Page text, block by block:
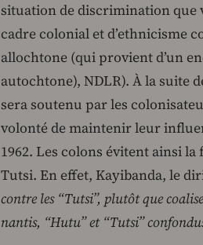
situation de discrimination que
cadre colonial et d’ethnicisme
allochtone (qui provient d’un
autochtone), NDLR). À la suite
sera soutenu par les
volonté de maintenir leur
1962. Les colons évitent ainsi
Tutsi. En effet, Kayibanda, le
contre les “Tutsi”, plutôt que
nantis, “Hutu” et “Tutsi”